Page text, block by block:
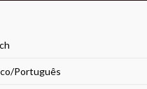
Português